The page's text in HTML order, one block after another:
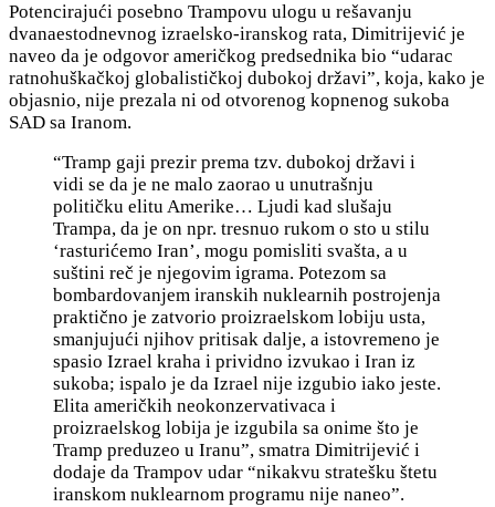
Potencirajući posebno Trampovu ulogu u rešavanju
dvanaestodnevnog izraelsko-iranskog rata, Dimitrijević je
naveo da je odgovor američkog predsednika bio “udarac
ratnohuškačkoj globalističkoj dubokoj državi”, koja, kako je
objasnio, nije prezala ni od otvorenog kopnenog sukoba
SAD sa Iranom.
“Tramp gaji prezir prema tzv. dubokoj državi i
vidi se da je ne malo zaorao u unutrašnju
političku elitu Amerike… Ljudi kad slušaju
Trampa, da je on npr. tresnuo rukom o sto u stilu
‘rasturićemo Iran’, mogu pomisliti svašta, a u
suštini reč je njegovim igrama. Potezom sa
bombardovanjem iranskih nuklearnih postrojenja
praktično je zatvorio proizraelskom lobiju usta,
smanjujući njihov pritisak dalje, a istovremeno je
spasio Izrael kraha i prividno izvukao i Iran iz
sukoba; ispalo je da Izrael nije izgubio iako jeste.
Elita američkih neokonzervativaca i
proizraelskog lobija je izgubila sa onime što je
Tramp preduzeo u Iranu”, smatra Dimitrijević i
dodaje da Trampov udar “nikakvu stratešku štetu
iranskom nuklearnom programu nije naneo”.